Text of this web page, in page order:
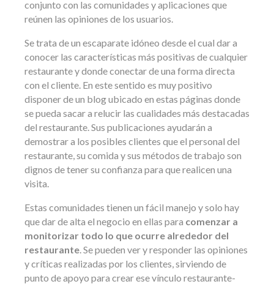
conjunto con las comunidades y aplicaciones que
reúnen las opiniones de los usuarios.
Se trata de un escaparate idóneo desde el cual dar a
conocer las características más positivas de cualquier
restaurante y donde conectar de una forma directa
con el cliente. En este sentido es muy positivo
disponer de un blog ubicado en estas páginas donde
se pueda sacar a relucir las cualidades más destacadas
del restaurante. Sus publicaciones ayudarán a
demostrar a los posibles clientes que el personal del
restaurante, su comida y sus métodos de trabajo son
dignos de tener su confianza para que realicen una
visita.
Estas comunidades tienen un fácil manejo y solo hay
que dar de alta el negocio en ellas para comenzar a
monitorizar todo lo que ocurre alrededor del
restaurante . Se pueden ver y responder las opiniones
y críticas realizadas por los clientes, sirviendo de
punto de apoyo para crear ese vínculo restaurante-